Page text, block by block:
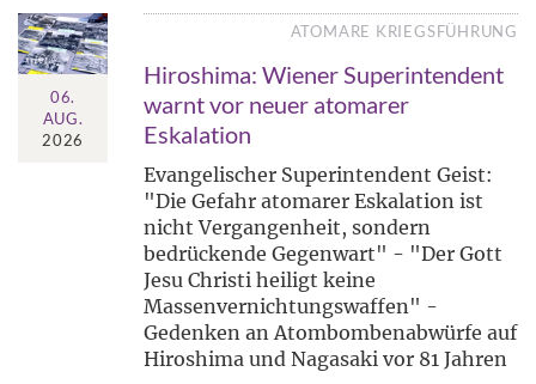
06.
AUG.
2026
ATOMARE KRIEGSFÜHRUNG
Hiroshima: Wiener Superintendent
warnt vor neuer atomarer
Eskalation
Evangelischer Superintendent Geist:
"Die Gefahr atomarer Eskalation ist
nicht Vergangenheit, sondern
bedrückende Gegenwart" - "Der Gott
Jesu Christi heiligt keine
Massenvernichtungswaffen" -
Gedenken an Atombombenabwürfe auf
Hiroshima und Nagasaki vor 81 Jahren